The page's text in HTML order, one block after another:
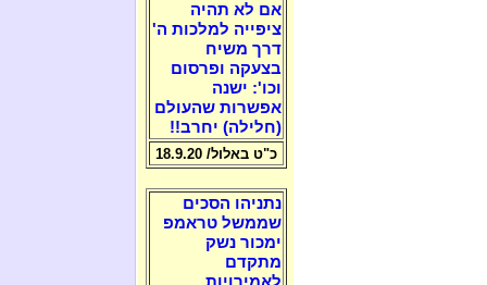
אם לא תהיה
ציפייה למלכות ה'
דרך משיח
בצעקה ופרסום
וכו': ישנה
אפשרות שהעולם
(חלילה) יחרב!!
כ"ט באלול/ 18.9.20
נתניהו הסכים
שממשל טראמפ
ימכור נשק
מתקדם